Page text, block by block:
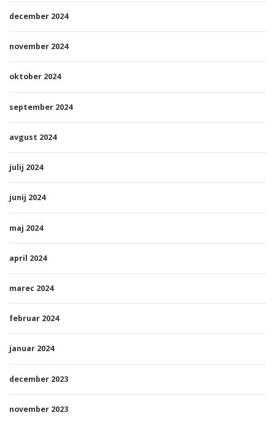
december 2024
november 2024
oktober 2024
september 2024
avgust 2024
julij 2024
junij 2024
maj 2024
april 2024
marec 2024
februar 2024
januar 2024
december 2023
november 2023